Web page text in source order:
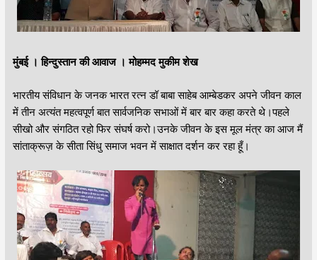
मुंबई । हिन्दुस्तान की आवाज । मोहम्मद मुकीम शेख
भारतीय संविधान के जनक भारत रत्न डॉ बाबा साहेब आम्बेडकर अपने जीवन काल
में तीन अत्यंत महत्वपूर्ण बात सार्वजनिक सभाओं में बार बार कहा करते थे।पहले
सीखो और संगठित रहो फिर संघर्ष करो।उनके जीवन के इस मूल मंत्र का आज मैं
सांताक्रूज़ के सीता सिंधु समाज भवन में साक्षात दर्शन कर रहा हूँ।